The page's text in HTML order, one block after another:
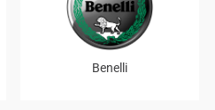
Benelli